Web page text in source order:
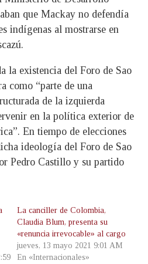
que Mackay no defendía
indígenas al mostrarse en
la existencia del Foro de Sao
como “parte de una
de la izquierda
en la política exterior de
En tiempo de elecciones
ideología del Foro de Sao
Pedro Castillo y su partido
La canciller de Colombia,
Claudia Blum, presenta su
«renuncia irrevocable» al cargo
jueves, 13 mayo 2021 9:01 AM
En «Internacionales»